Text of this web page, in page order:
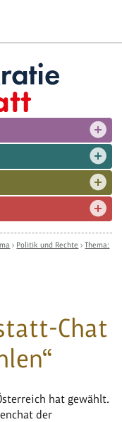
› Politik und Rechte ›Thema:
Chat
hat gewählt.
der